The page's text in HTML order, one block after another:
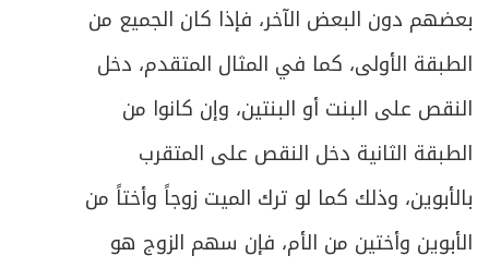
بعضهم دون البعض الآخر، فإذا كان الجميع من
الطبقة الأولى، كما في المثال المتقدم، دخل
النقص على البنت أو البنتين، وإن كانوا من
الطبقة الثانية دخل النقص على المتقرب
بالأبوين، وذلك كما لو ترك الميت زوجاً وأختاً من
الأبوين وأختين من الأم، فإن سهم الزوج هو